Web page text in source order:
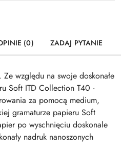
(0) ZADAJ PYTANIE
względu na swoje doskonałe
Soft ITD Collection T40 -
za pomocą medium,
gramaturze papieru Soft
po wyschnięciu doskonale
nadruk nanoszonych